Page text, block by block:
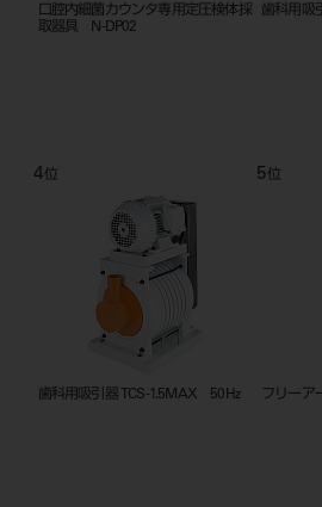
口腔内細菌カウンタ専用定圧検体採
取器具 N-DP02
歯科用吸
4位
歯科用吸引器 TCS-1.5MAX 50Hz
5位
フリーア